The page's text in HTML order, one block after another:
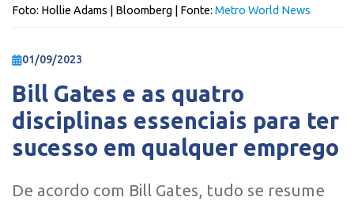
Foto: Hollie Adams | Bloomberg | Fonte: Metro World News
01/09/2023
Bill Gates e as quatro
disciplinas essenciais para ter
sucesso em qualquer emprego
De acordo com Bill Gates, tudo se resume